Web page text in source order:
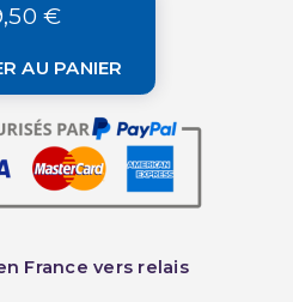
€
AU PANIER
France vers relais